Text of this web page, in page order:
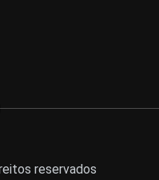
reservados